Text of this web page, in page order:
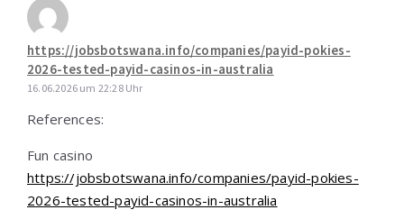
https://jobsbotswana.info/companies/payid-pokies-
2026-tested-payid-casinos-in-australia
16.06.2026 um 22:28 Uhr
References:
Fun casino
https://jobsbotswana.info/companies/payid-pokies-
2026-tested-payid-casinos-in-australia